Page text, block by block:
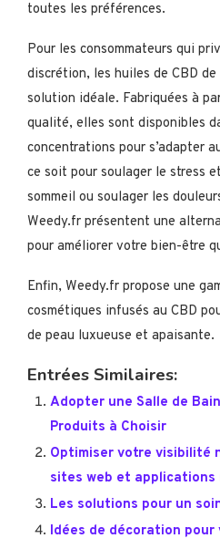
toutes les préférences.
Pour les consommateurs qui
discrétion, les huiles de CBD
solution idéale. Fabriquées à
qualité, elles sont disponibles
concentrations pour s’adapter
ce soit pour soulager le stress
sommeil ou soulager les
Weedy.fr présentent une
pour améliorer votre bien-être
Enfin, Weedy.fr propose une
cosmétiques infusés au CBD
de peau luxueuse et apaisante.
Entrées Similaires:
Adopter une Salle de
Produits à Choisir
Optimiser votre visibilité
sites web et applications
Les solutions pour un
Idées de décoration